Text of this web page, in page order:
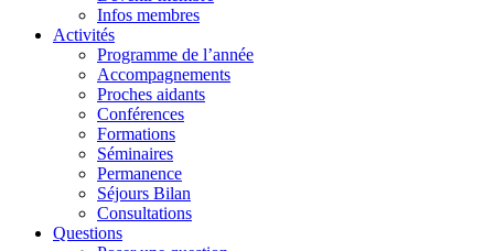
Infos membres
Activités
Programme de l’année
Accompagnements
Proches aidants
Conférences
Formations
Séminaires
Permanence
Séjours Bilan
Consultations
Questions